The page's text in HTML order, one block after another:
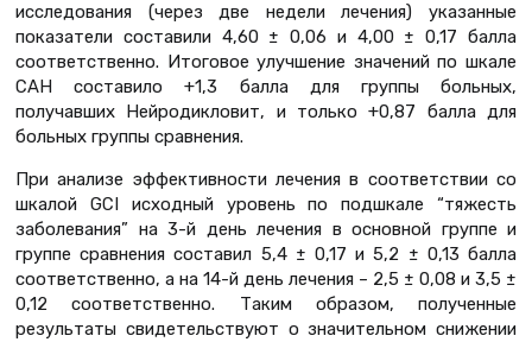
исследования (через две недели лечения) указанные
показатели составили 4,60 ± 0,06 и 4,00 ± 0,17 балла
соответственно. Итоговое улучшение значений по шкале
САН составило +1,3 балла для группы больных,
получавших Нейродикловит, и только +0,87 балла для
больных группы сравнения.
При анализе эффективности лечения в соответствии со
шкалой GCI исходный уровень по подшкале “тяжесть
заболевания” на 3-й день лечения в основной группе и
группе сравнения составил 5,4 ± 0,17 и 5,2 ± 0,13 балла
соответственно, а на 14-й день лечения – 2,5 ± 0,08 и 3,5 ±
0,12 соответственно. Таким образом, полученные
результаты свидетельствуют о значительном снижении